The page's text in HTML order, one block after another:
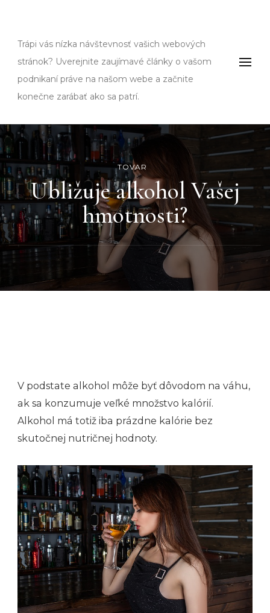
Trápi vás nízka návštevnosť vašich webových
stránok? Uverejnite zaujímavé články o vašom
podnikaní práve na našom webe a začnite
konečne zarábať ako sa patrí.
TOVAR
Ubližuje alkohol Vašej
hmotnosti?
V podstate alkohol môže byť dôvodom na váhu,
ak sa konzumuje veľké množstvo kalórií.
Alkohol má totiž iba prázdne kalórie bez
skutočnej nutričnej hodnoty.